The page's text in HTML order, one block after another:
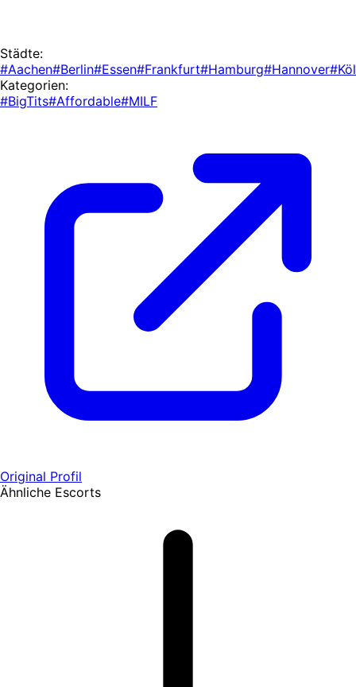
Städte:
#Aachen#Berlin#Essen#Frankfurt#Hamburg#Hannover
Kategorien:
#BigTits#Affordable#MILF
Original Profil
Ähnliche Escorts